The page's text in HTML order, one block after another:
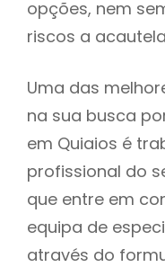
opções, nem
riscos a
Uma das
na sua busca
em Quiaios é
profissional do
que entre em
equipa de
através do